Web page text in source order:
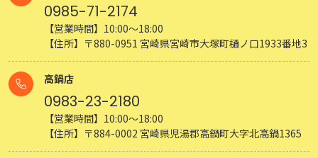
0985-71-2174
【営業時間】10:00～18:00
【住所】〒880-0951 宮崎県宮崎市大塚町樋ノ口1933番地3
高鍋店
0983-23-2180
【営業時間】10:00～18:00
【住所】〒884-0002 宮崎県児湯郡高鍋町大字北高鍋1365